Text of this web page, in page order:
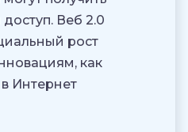
Веб 2.0
рост
как
Интернет